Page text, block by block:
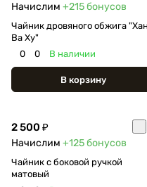
Начислим +215бонусов
Чайник дровяного обжига
Ва Ху"
0
0 В наличии
В корзину
2 500 ₽
Начислим +125бонусов
Чайник с боковой ручкой
матовый